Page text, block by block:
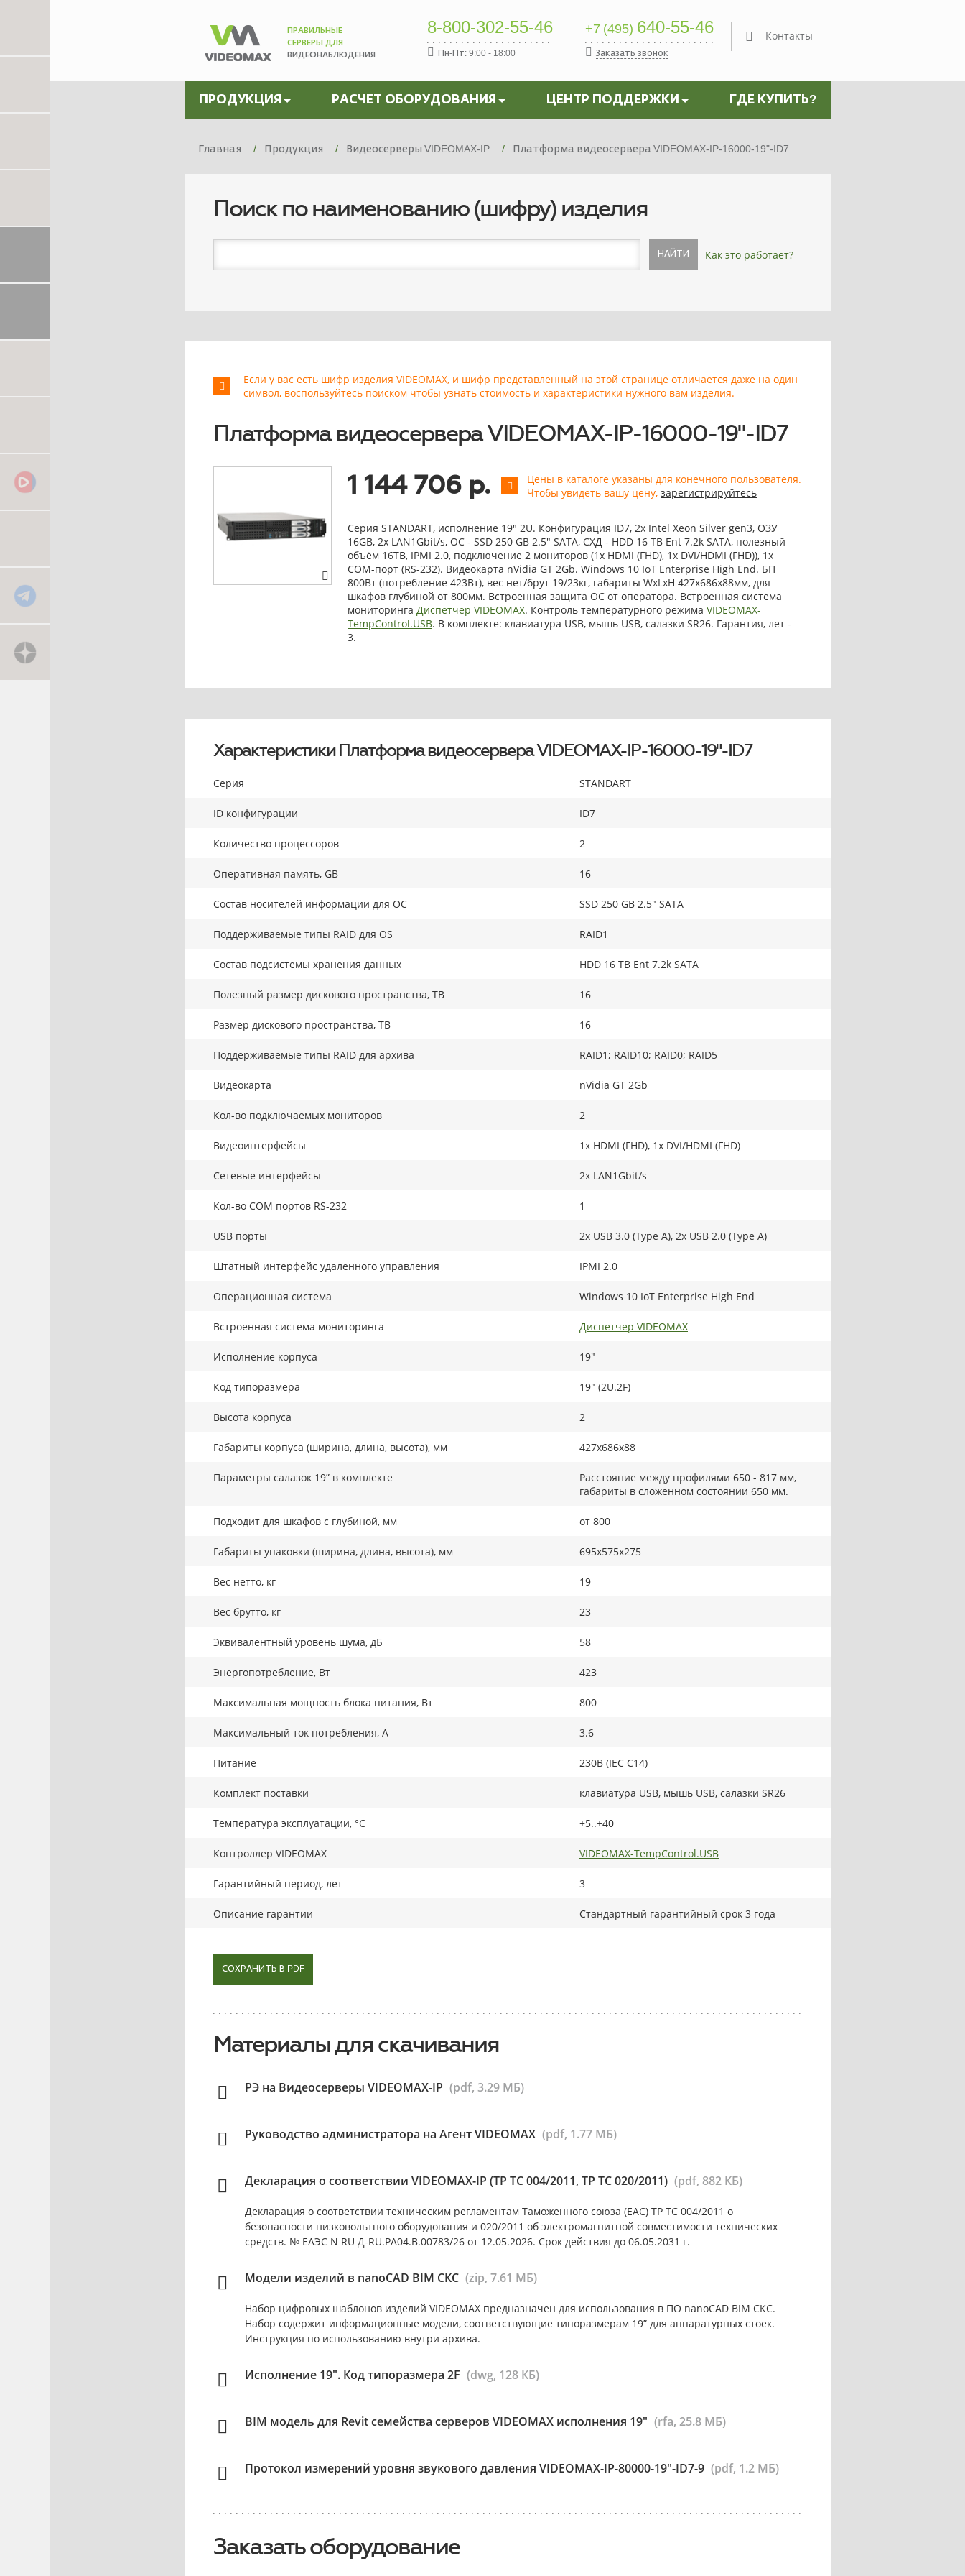
ПРАВИЛЬНЫЕ
СЕРВЕРЫ ДЛЯ
ВИДЕОНАБЛЮДЕНИЯ
8-800-302-55-46
Пн-Пт: 9:00 - 18:00
+7 (495) 640-55-46
Заказать звонок
Контакты
ПРОДУКЦИЯ РАСЧЕТ ОБОРУДОВАНИЯ ЦЕНТР ПОДДЕРЖКИ ГДЕ КУПИТЬ?
Главная Продукция Видеосерверы VIDEOMAX-IP Платформа видеосервера VIDEOMAX-IP-16000-19"-ID7
Поиск по наименованию (шифру) изделия
НАЙТИ Как это работает?
Если у вас есть шифр изделия VIDEOMAX, и шифр представленный на этой странице отличается даже на один
символ, воспользуйтесь поиском чтобы узнать стоимость и характеристики нужного вам изделия.
Платформа видеосервера VIDEOMAX-IP-16000-19"-ID7
1 144 706 р.
Цены в каталоге указаны для конечного пользователя.
Чтобы увидеть вашу цену, зарегистрируйтесь
Серия STANDART, исполнение 19" 2U. Конфигурация ID7, 2x Intel Xeon Silver gen3, ОЗУ
16GB, 2x LAN1Gbit/s, OС - SSD 250 GB 2.5" SATA, СХД - HDD 16 TB Ent 7.2k SATA, полезный
объём 16TB, IPMI 2.0, подключение 2 мониторов (1x HDMI (FHD), 1x DVI/HDMI (FHD)), 1x
COM-порт (RS-232). Видеокарта nVidia GT 2Gb. Windows 10 IoT Enterprise High End. БП
800Вт (потребление 423Вт), вес нет/брут 19/23кг, габариты WxLxH 427x686x88мм, для
шкафов глубиной от 800мм. Встроенная защита ОС от оператора. Встроенная система
мониторинга Диспетчер VIDEOMAX. Контроль температурного режима VIDEOMAX-
TempControl.USB. В комплекте: клавиатура USB, мышь USB, салазки SR26. Гарантия, лет -
3.
Характеристики Платформа видеосервера VIDEOMAX-IP-16000-19"-ID7
Серия STANDART
ID конфигурации ID7
Количество процессоров 2
Оперативная память, GB 16
Состав носителей информации для ОС SSD 250 GB 2.5" SATA
Поддерживаемые типы RAID для OS RAID1
Состав подсистемы хранения данных HDD 16 TB Ent 7.2k SATA
Полезный размер дискового пространства, TB 16
Размер дискового пространства, ТB 16
Поддерживаемые типы RAID для архива RAID1; RAID10; RAID0; RAID5
Видеокарта nVidia GT 2Gb
Кол-во подключаемых мониторов 2
Видеоинтерфейсы 1x HDMI (FHD), 1x DVI/HDMI (FHD)
Сетевые интерфейсы 2x LAN1Gbit/s
Кол-во COM портов RS-232 1
USB порты 2x USB 3.0 (Type A), 2x USB 2.0 (Type A)
Штатный интерфейс удаленного управления IPMI 2.0
Операционная система Windows 10 IoT Enterprise High End
Встроенная система мониторинга Диспетчер VIDEOMAX
Исполнение корпуса 19"
Код типоразмера 19" (2U.2F)
Высота корпуса 2
Габариты корпуса (ширина, длина, высота), мм 427x686x88
Параметры салазок 19” в комплекте
Расстояние между профилями 650 - 817 мм,
габариты в сложенном состоянии 650 мм.
Подходит для шкафов с глубиной, мм от 800
Габариты упаковки (ширина, длина, высота), мм 695x575x275
Вес нетто, кг 19
Вес брутто, кг 23
Эквивалентный уровень шума, дБ 58
Энергопотребление, Вт 423
Максимальная мощность блока питания, Вт 800
Максимальный ток потребления, А 3.6
Питание 230В (IEC C14)
Комплект поставки клавиатура USB, мышь USB, салазки SR26
Температура эксплуатации, °C +5..+40
Контроллер VIDEOMAX VIDEOMAX-TempControl.USB
Гарантийный период, лет 3
Описание гарантии Стандартный гарантийный срок 3 года
СОХРАНИТЬ В PDF
Материалы для скачивания
РЭ на Видеосерверы VIDEOMAX-IP (pdf, 3.29 МБ)
Руководство администратора на Агент VIDEOMAX (pdf, 1.77 МБ)
Декларация о соответствии VIDEOMAX-IP (ТР ТС 004/2011, ТР ТС 020/2011) (pdf, 882 КБ)
Декларация о соответствии техническим регламентам Таможенного союза (ЕАС) ТР ТС 004/2011 о
безопасности низковольтного оборудования и 020/2011 об электромагнитной совместимости технических
средств. № ЕАЭС N RU Д-RU.РА04.В.00783/26 от 12.05.2026. Срок действия до 06.05.2031 г.
Модели изделий в nanoCAD BIM СКС (zip, 7.61 МБ)
Набор цифровых шаблонов изделий VIDEOMAX предназначен для использования в ПО nanoCAD BIM СКС.
Набор содержит информационные модели, соответствующие типоразмерам 19” для аппаратурных стоек.
Инструкция по использованию внутри архива.
Исполнение 19". Код типоразмера 2F (dwg, 128 КБ)
BIM модель для Revit семейства серверов VIDEOMAX исполнения 19" (rfa, 25.8 МБ)
Протокол измерений уровня звукового давления VIDEOMAX-IP-80000-19"-ID7-9 (pdf, 1.2 МБ)
Заказать оборудование